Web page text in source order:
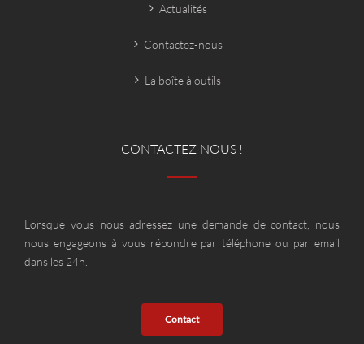
Actualités
Contactez-nous
La boîte à outils
CONTACTEZ-NOUS !
Lorsque vous nous adressez une demande de contact, nous
nous engageons à vous répondre par téléphone ou par email
dans les 24h.
Contact